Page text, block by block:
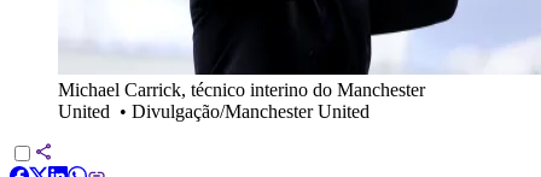
Michael Carrick, técnico interino do Manchester
United • Divulgação/Manchester United